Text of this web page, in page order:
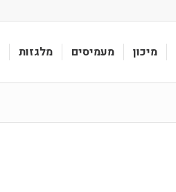
מיכון מעמיסים מלגזות